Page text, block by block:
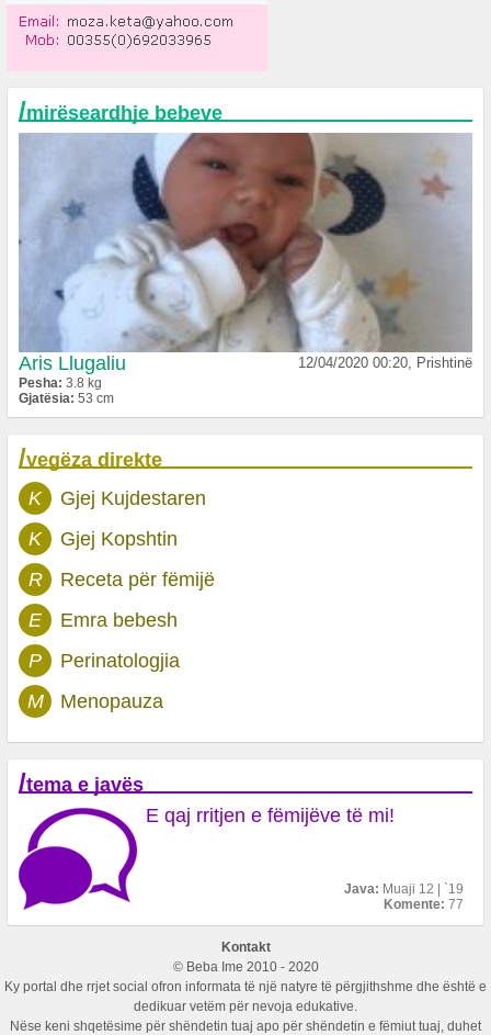
/mirëseardhje bebeve
Aris Llugaliu 12/04/2020 00:20, Prishtinë
Pesha: 3.8 kg
Gjatësia: 53 cm
/vegëza direkte
K
Gjej Kujdestaren
K
Gjej Kopshtin
R
Receta për fëmijë
E
Emra bebesh
P
Perinatologjia
M
Menopauza
/tema e javës
E qaj rritjen e fëmijëve të mi!
Java: Muaji 12 | `19
Komente: 77
Kontakt
© Beba Ime 2010 - 2020
Ky portal dhe rrjet social ofron informata të një natyre të përgjithshme dhe është e
dedikuar vetëm për nevoja edukative.
Nëse keni shqetësime për shëndetin tuaj apo për shëndetin e fëmiut tuaj, duhet